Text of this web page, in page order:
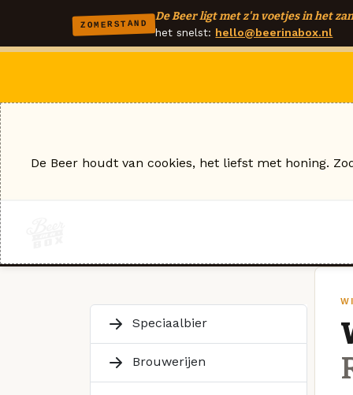
ZOMERSTAND
De Beer ligt met z'n voetjes in het
het snelst: hello@beerinabox.nl
Speciaalbier
Brouwerijen
De Beer houdt van cookies, het liefst met honing.